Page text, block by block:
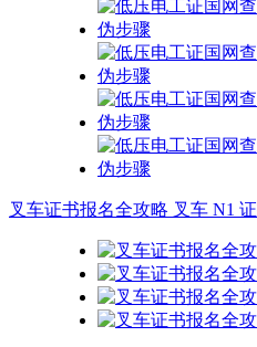
叉车证书报名全攻略 叉车 N1